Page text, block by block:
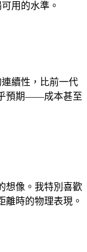
用的水準。
連續性，比前一代
預期——成本甚至
想像。我特別喜歡
離時的物理表現。